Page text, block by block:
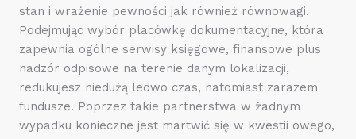
stan i wrażenie pewności jak również równowagi.
Podejmując wybór placówkę dokumentacyjne, która
zapewnia ogólne serwisy księgowe, finansowe plus
nadzór odpisowe na terenie danym lokalizacji,
redukujesz niedużą ledwo czas, natomiast zarazem
fundusze. Poprzez takie partnerstwa w żadnym
wypadku konieczne jest martwić się w kwestii owego,